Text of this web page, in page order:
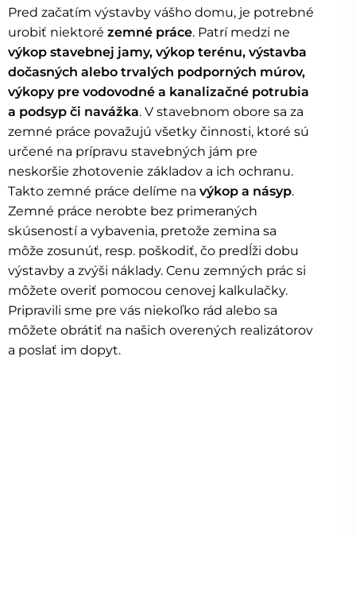
Pred začatím výstavby vášho domu, je potrebné
urobiť niektoré zemné práce. Patrí medzi ne
výkop stavebnej jamy, výkop terénu, výstavba
dočasných alebo trvalých podporných múrov,
výkopy pre vodovodné a kanalizačné potrubia
a podsyp či navážka. V stavebnom obore sa za
zemné práce považujú všetky činnosti, ktoré sú
určené na prípravu stavebných jám pre
neskoršie zhotovenie základov a ich ochranu.
Takto zemné práce delíme na výkop a násyp.
Zemné práce nerobte bez primeraných
skúseností a vybavenia, pretože zemina sa
môže zosunúť, resp. poškodiť, čo predĺži dobu
výstavby a zvýši náklady. Cenu zemných prác si
môžete overiť pomocou cenovej kalkulačky.
Pripravili sme pre vás niekoľko rád alebo sa
môžete obrátiť na našich overených realizátorov
a poslať im dopyt.